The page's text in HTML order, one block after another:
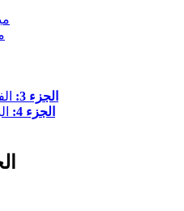
الجزء 3:
الجزء 4:
الجزء